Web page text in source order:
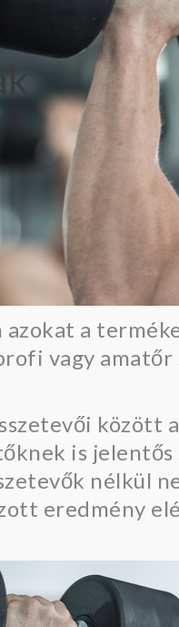
azokat a
vagy amatőr
között
is jelentős
nélkül
eredmény